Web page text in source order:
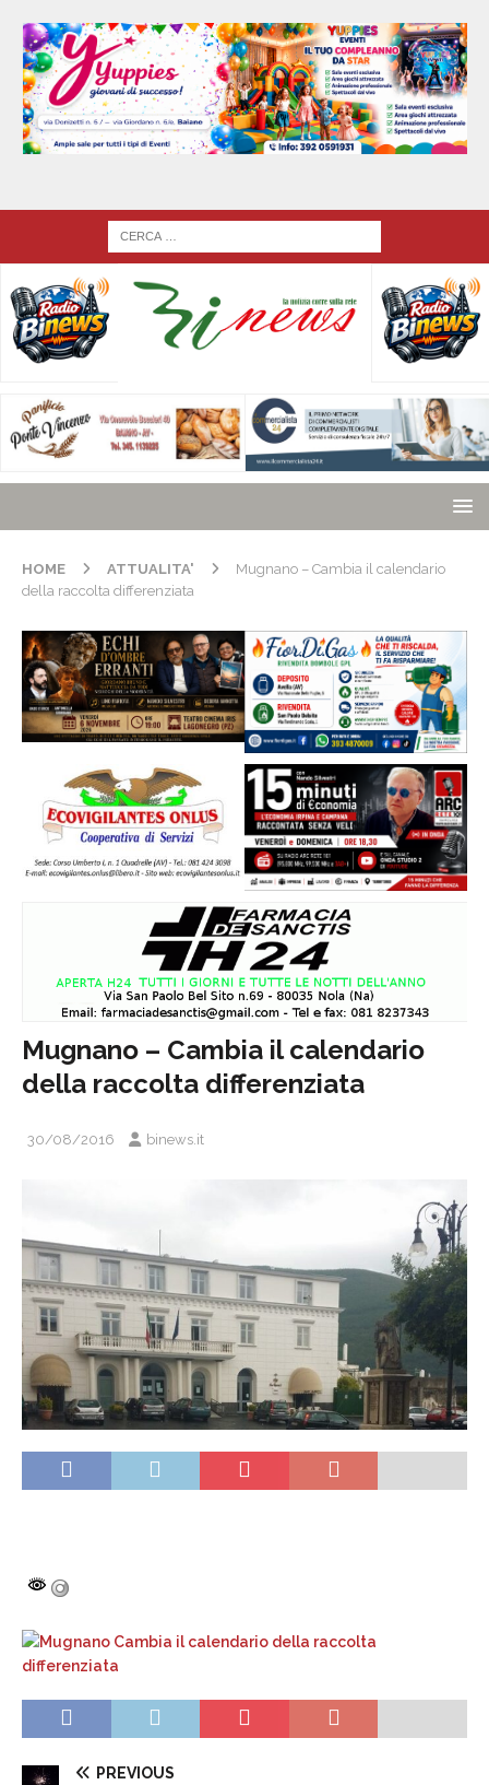
HOME ATTUALITA'
Mugnano – Cambia il calendario
della raccolta differenziata
Mugnano – Cambia il calendario
della raccolta differenziata
30/08/2016 binews.it
PREVIOUS